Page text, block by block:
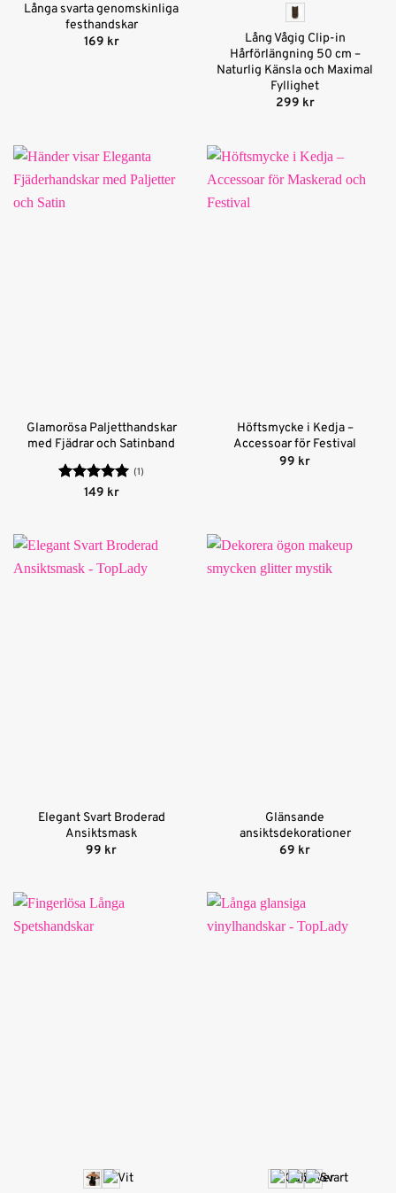
Långa svarta genomskinliga
festhandskar
169 kr
Lång Vågig Clip-in
Hårförlängning 50 cm –
Naturlig Känsla och Maximal
Fyllighet
299 kr
Glamorösa Paljetthandskar
med Fjädrar och Satinband
Betygsatt5
(1)
149 kr
Höftsmycke i Kedja –
Accessoar för Festival
99 kr
Elegant Svart Broderad
Ansiktsmask
99 kr
Glänsande
ansiktsdekorationer
69 kr